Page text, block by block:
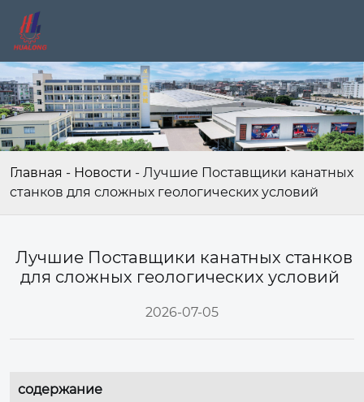
Главная - Новости - Лучшие Поставщики канатных
станков для сложных геологических условий
Лучшие Поставщики канатных станков
для сложных геологических условий
2026-07-05
содержание